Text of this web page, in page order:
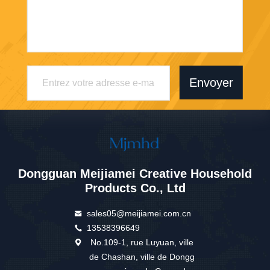
Envoyer
Dongguan Meijiamei Creative Household
Products Co., Ltd
sales05@meijiamei.com.cn
13538396649
No.109-1, rue Luyuan, ville
de Chashan, ville de Dongg